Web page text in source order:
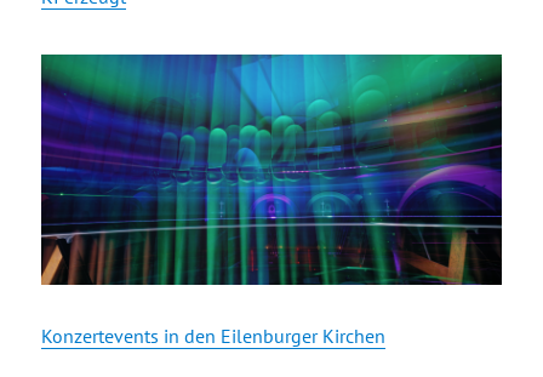
Konzertevents in den Eilenburger Kirchen